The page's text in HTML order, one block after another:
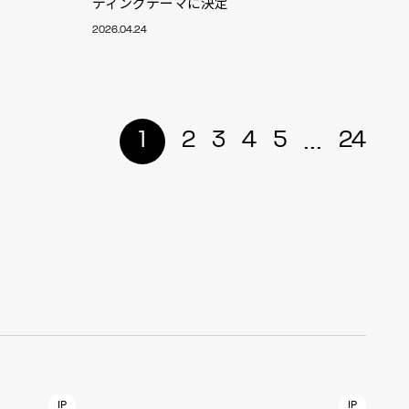
2026.04.24
1 2 3 4 5 ... 24
IP IP